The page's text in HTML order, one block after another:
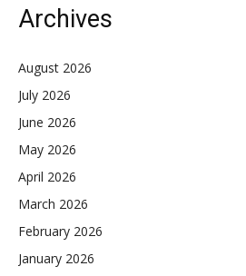
Archives
August 2026
July 2026
June 2026
May 2026
April 2026
March 2026
February 2026
January 2026